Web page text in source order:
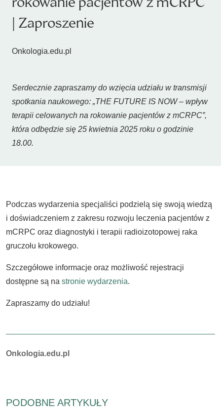
| Zaproszenie
Onkologia.edu.pl
Serdecznie zapraszamy do wzięcia udziału w transmisji
spotkania naukowego: „THE FUTURE IS NOW – wpływ
terapii celowanych na rokowanie pacjentów z mCRPC”,
która odbędzie się 25 kwietnia 2025 roku o godzinie
18.00.
Podczas wydarzenia specjaliści podzielą się swoją wiedzą
i doświadczeniem z zakresu rozwoju leczenia pacjentów z
mCRPC oraz diagnostyki i terapii radioizotopowej raka
gruczołu krokowego.
Szczegółowe informacje oraz możliwość rejestracji
dostępne są na stronie wydarzenia.
Zapraszamy do udziału!
Autorzy:
Onkologia.edu.pl
PODOBNE ARTYKUŁY